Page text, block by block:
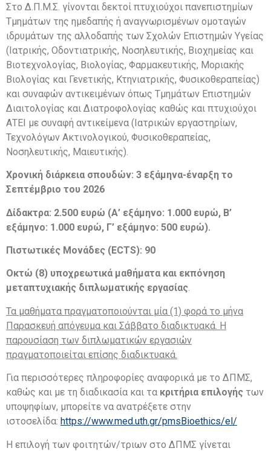
Στο Δ.Π.Μ.Σ. γίνονται δεκτοί πτυχιούχοι πανεπιστημίων
Τμημάτων της ημεδαπής ή αναγνωρισμένων ομοταγών
ιδρυμάτων της αλλοδαπής των Σχολών Επιστημών Υγείας
(Ιατρικής, Οδοντιατρικής, Νοσηλευτικής, Βιοχημείας και
Βιοτεχνολογίας, Βιολογίας, Φαρμακευτικής, Μοριακής
Βιολογίας και Γενετικής, Κτηνιατρικής, Φυσικοθεραπείας)
και συναφών αντικειμένων όπως Τμημάτων Επιστημών
Διαιτολογίας και Διατροφολογίας καθώς και πτυχιούχοι
ΑΤΕΙ με συναφή αντικείμενα (Ιατρικών εργαστηρίων,
Τεχνολόγων Ακτινολογικού, Φυσικοθεραπείας,
Νοσηλευτικής, Μαιευτικής).
Χρονική διάρκεια σπουδών: 3 εξάμηνα-έναρξη το
Σεπτέμβριο του 2026
Δίδακτρα: 2.500 ευρώ (Α’ εξάμηνο: 1.000 ευρώ, Β’
εξάμηνο: 1.000 ευρώ, Γ’ εξάμηνο: 500 ευρώ).
Πιστωτικές Μονάδες (ECTS): 90
Οκτώ (8) υποχρεωτικά μαθήματα και εκπόνηση
μεταπτυχιακής διπλωματικής εργασίας.
Τα μαθήματα πραγματοποιούνται μία (1) φορά το μήνα
Παρασκευή απόγευμα και Σάββατο διαδικτυακά. Η
παρουσίαση των διπλωματικών εργασιών
πραγματοποιείται επίσης διαδικτυακά.
Για περισσότερες πληροφορίες αναφορικά με το ΔΠΜΣ,
καθώς και με τη διαδικασία και τα κριτήρια επιλογής των
υποψηφίων, μπορείτε να ανατρέξετε στην
ιστοσελίδα: https://www.med.uth.gr/pmsBioethics/el/
Η επιλογή των φοιτητών/τριων στο ΔΠΜΣ γίνεται